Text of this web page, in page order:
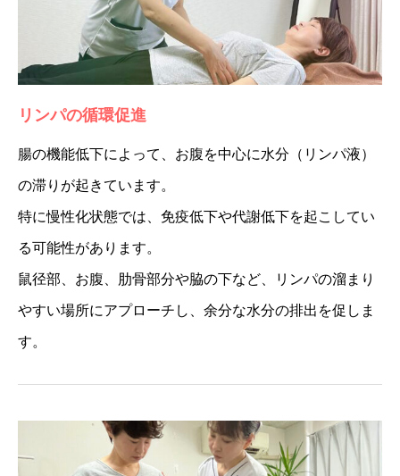
リンパの循環促進
腸の機能低下によって、お腹を中心に水分（リンパ液）
の滞りが起きています。
特に慢性化状態では、免疫低下や代謝低下を起こしてい
る可能性があります。
鼠径部、お腹、肋骨部分や脇の下など、リンパの溜まり
やすい場所にアプローチし、余分な水分の排出を促しま
す。